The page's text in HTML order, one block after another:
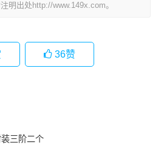
明出处http://www.149x.com。
36赞
三阶二个